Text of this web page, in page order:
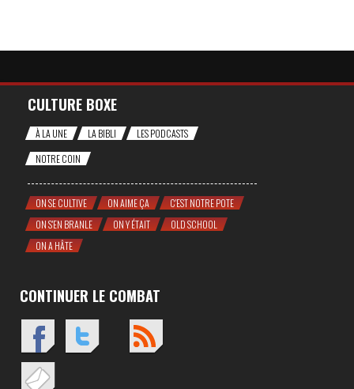
CULTURE BOXE
À LA UNE LA BIBLI
LES PODCASTS
NOTRE COIN
ON SE CULTIVE ON AIME ÇA
C'EST NOTRE POTE
ON S'EN BRANLE
ON Y ÉTAIT
OLD SCHOOL
ON A HÂTE
CONTINUER LE COMBAT